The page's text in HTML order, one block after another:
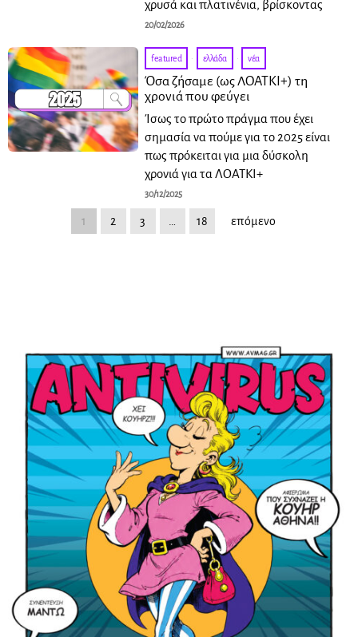
χρυσά και πλατινένια, βρίσκοντας
20/02/2026
featured · ελλάδα · νέα
Όσα ζήσαμε (ως ΛΟΑΤΚΙ+) τη
χρονιά που φεύγει
Ίσως το πρώτο πράγμα που έχει
σημασία να πούμε για το 2025 είναι
πως πρόκειται για μια δύσκολη
χρονιά για τα ΛΟΑΤΚΙ+
30/12/2025
1 2 3 18 επόμενο